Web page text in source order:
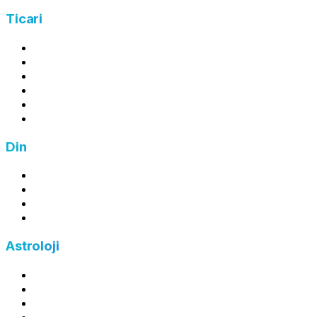
Ticari
Din
Astroloji